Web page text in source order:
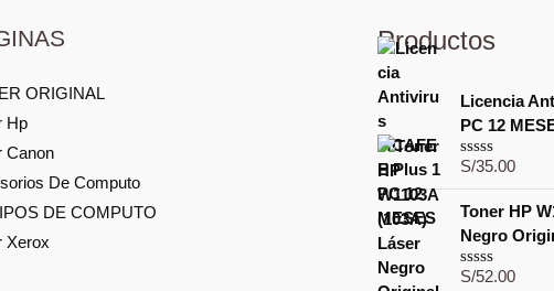
ORIGINAL
Hp
Canon
De Computo
DE COMPUTO
Xerox
Productos
Licencia
PC 12
V
l
o
r
a
d
o
S/35.00
Toner HP
Negro
V
S/52.00